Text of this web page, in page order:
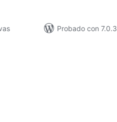
Probado con 7.0.3